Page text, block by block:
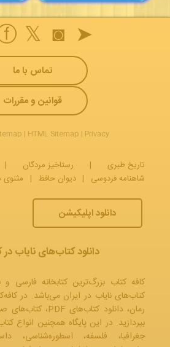
➤
◙
𝕏
تماس با ما
قوانین و مقررات
| HTML Sitemap | Privacy
تاریخ طبری | رستاخیز مردگان |
شاهنامه فردوسی | دیوان حافظ | مثنوی
دانلود اپلیکیشن
دانلود کتاب‌های نایاب در
کافه کتاب بزرگ‌ترین کتابخانه فارسی و
کتاب‌های نایاب در ایران می‌باشد. در
رمان، دانلود کتاب‌های PDF، کتاب‌های
بپردازید. در این پایگاه همچنین انواع
جغرافیا، فلسفه، اسطوره‌شناسی،